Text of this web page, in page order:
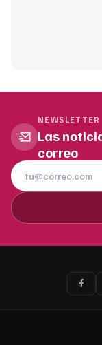
NEWSLETTER
Las
correo